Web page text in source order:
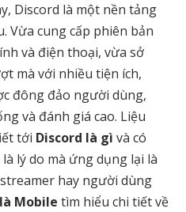
Discord là một nền tảng
Vừa cung cấp phiên bản
và điện thoại, vừa sở
mà với nhiều tiện ích,
đông đảo người dùng,
và đánh giá cao. Liệu
tới Discord là gì và có
lý do mà ứng dụng lại là
hay người dùng
Mobile tìm hiểu chi tiết về